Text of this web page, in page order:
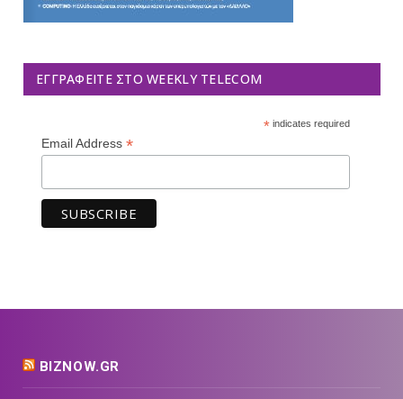
ΕΓΓΡΑΦΕΊΤΕ ΣΤΟ WEEKLY TELECOM
*indicates required
Email Address *
BIZNOW.GR